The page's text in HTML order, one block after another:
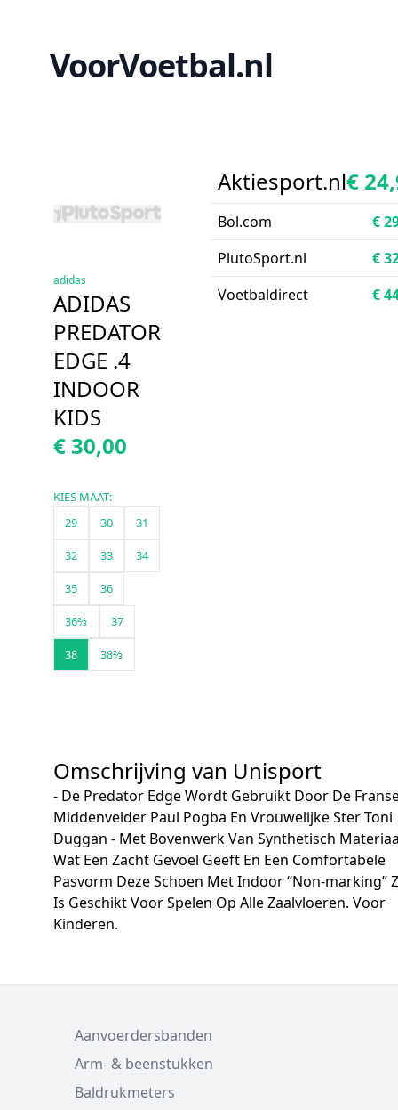
VoorVoetbal.nl
adidas
ADIDAS
PREDATOR
EDGE .4
INDOOR
KIDS
€ 30,00
KIES MAAT:
29
30 31
32 33 34
35 36
36⅔ 37
38 38⅔
Aktiesport.nl€
Bol.com
€
PlutoSport.nl
€
Voetbaldirect
€
Omschrijving van Unisport
- De Predator Edge Wordt Gebruikt Door De
Middenvelder Paul Pogba En Vrouwelijke Ster Toni
Duggan - Met Bovenwerk Van Synthetisch
Wat Een Zacht Gevoel Geeft En Een Comfortabele
Pasvorm Deze Schoen Met Indoor “Non-marking”
Is Geschikt Voor Spelen Op Alle Zaalvloeren. Voor
Kinderen.
Aanvoerdersbanden
Arm- & beenstukken
Baldrukmeters